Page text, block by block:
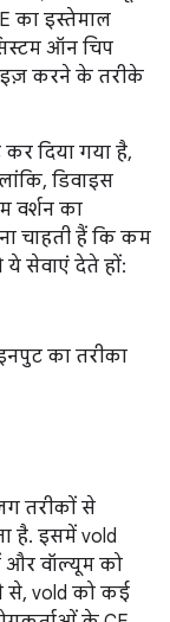
का इस्तेमाल
ऑन चिप
करने के तरीके
दिया गया है,
डिवाइस
वर्शन का
चाहती हैं कि कम
सेवाएं देते हों:
का तरीका
तरीकों से
है. इसमें vold
और वॉल्यूम को
से, vold को कई